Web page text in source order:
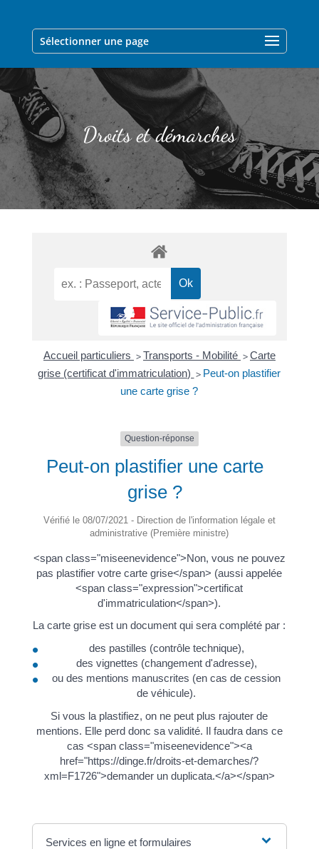
Sélectionner une page
Droits et démarches
Accueil particuliers > Transports - Mobilité > Carte
grise (certificat d'immatriculation) > Peut-on plastifier
une carte grise ?
Question-réponse
Peut-on plastifier une carte
grise ?
Vérifié le 08/07/2021 - Direction de l'information légale et
administrative (Première ministre)
<span class="miseenevidence">Non, vous ne pouvez
pas plastifier votre carte grise</span> (aussi appelée
<span class="expression">certificat
d'immatriculation</span>).
La carte grise est un document qui sera complété par :
des pastilles (contrôle technique),
des vignettes (changement d'adresse),
ou des mentions manuscrites (en cas de cession
de véhicule).
Si vous la plastifiez, on ne peut plus rajouter de
mentions. Elle perd donc sa validité. Il faudra dans ce
cas <span class="miseenevidence"><a
href="https://dinge.fr/droits-et-demarches/?
xml=F1726">demander un duplicata.</a></span>
Services en ligne et formulaires